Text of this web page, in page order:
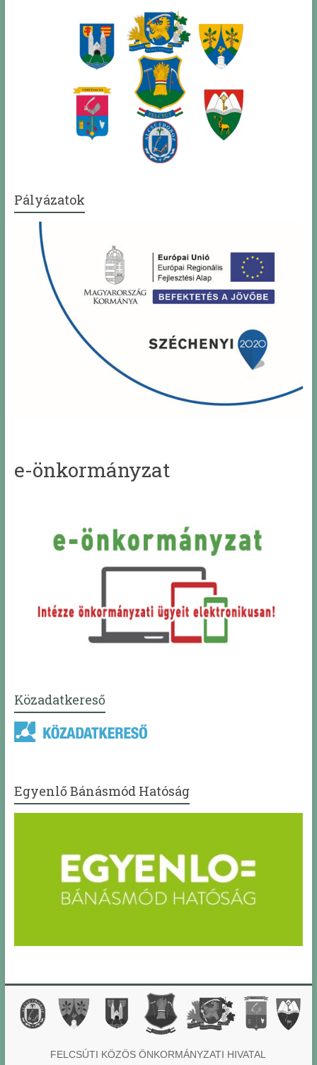
Pályázatok
e-önkormányzat
Közadatkereső
Egyenlő Bánásmód Hatóság
FELCSÚTI KÖZÖS ÖNKORMÁNYZATI HIVATAL